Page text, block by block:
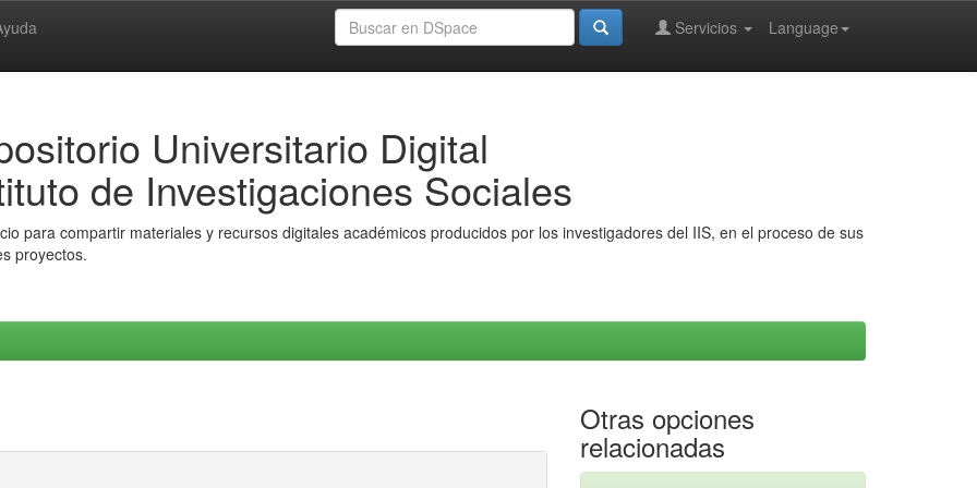
Language
Servicios
Universitario Digital
de Investigaciones Sociales
para compartir materiales y recursos digitales académicos producidos por los investigadores del IIS, en el proceso de sus
proyectos.
Otras opciones
relacionadas